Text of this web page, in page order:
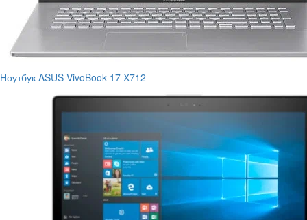
Ноутбук ASUS VivoBook 17 X712